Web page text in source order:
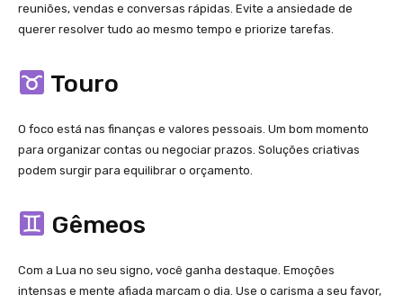
reuniões, vendas e conversas rápidas. Evite a ansiedade de
querer resolver tudo ao mesmo tempo e priorize tarefas.
Touro
O foco está nas finanças e valores pessoais. Um bom momento
para organizar contas ou negociar prazos. Soluções criativas
podem surgir para equilibrar o orçamento.
Gêmeos
Com a Lua no seu signo, você ganha destaque. Emoções
intensas e mente afiada marcam o dia. Use o carisma a seu favor,